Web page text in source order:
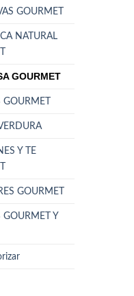
GOURMET
NATURAL
GOURMET
GOURMET
Y TE
GOURMET
GOURMET Y